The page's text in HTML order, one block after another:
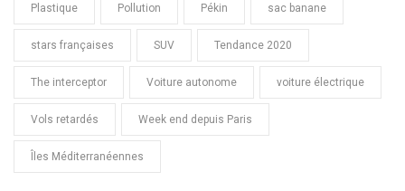
Plastique Pollution Pékin sac banane
stars françaises SUV Tendance 2020
The interceptor Voiture autonome voiture électrique
Vols retardés Week end depuis Paris
Îles Méditerranéennes